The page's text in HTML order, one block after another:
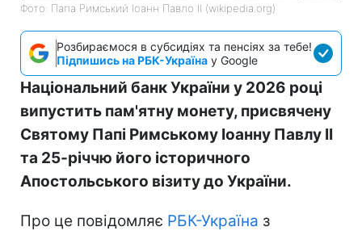
Фото: Папа Римський Іоанн Павло II (wikipedia.org)
Розбираємося в субсидіях та пенсіях за тебе!
Підпишись на РБК-Україна у Google
Національний банк України у 2026 році
випустить пам'ятну монету, присвячену
Святому Папі Римському Іоанну Павлу II
та 25-річчю його історичного
Апостольського візиту до України.
Про це повідомляє РБК-Україна з